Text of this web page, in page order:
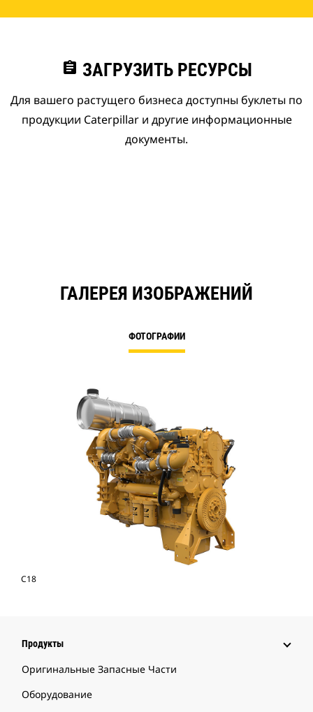
assignment ЗАГРУЗИТЬ РЕСУРСЫ
Для вашего растущего бизнеса доступны буклеты по
продукции Caterpillar и другие информационные
документы.
ГАЛЕРЕЯ ИЗОБРАЖЕНИЙ
ФОТОГРАФИИ
C18
Продукты
Оригинальные Запасные Части
Оборудование